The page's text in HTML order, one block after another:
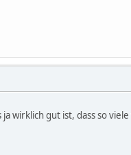
wirklich gut ist, dass so viele